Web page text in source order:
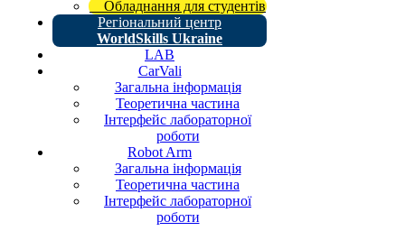
Обладнання для студентів
Регіональний центр
WorldSkills Ukraine
LAB
CarVali
Загальна інформація
Теоретична частина
Інтерфейс лабораторної
роботи
Robot Arm
Загальна інформація
Теоретична частина
Інтерфейс лабораторної
роботи